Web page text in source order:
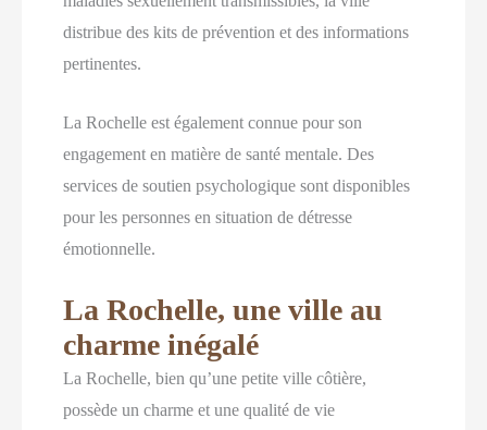
distribue des kits de prévention et des informations
pertinentes.
La Rochelle est également connue pour son
engagement en matière de santé mentale. Des
services de soutien psychologique sont disponibles
pour les personnes en situation de détresse
émotionnelle.
La Rochelle, une ville au
charme inégalé
La Rochelle, bien qu’une petite ville côtière,
possède un charme et une qualité de vie